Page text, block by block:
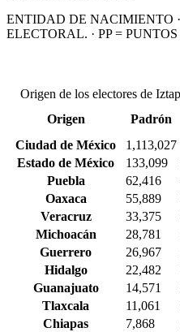
ENTIDAD DE NACIMIENTO
ELECTORAL. · PP =
Origen de los electores de
Origen
Padrón
Ciudad de México
1,113,027
Estado de México
133,099
Puebla
62,416
Oaxaca
55,889
Veracruz
33,375
Michoacán
28,781
Guerrero
26,967
Hidalgo
22,482
Guanajuato
14,571
Tlaxcala
11,061
Chiapas
7,868